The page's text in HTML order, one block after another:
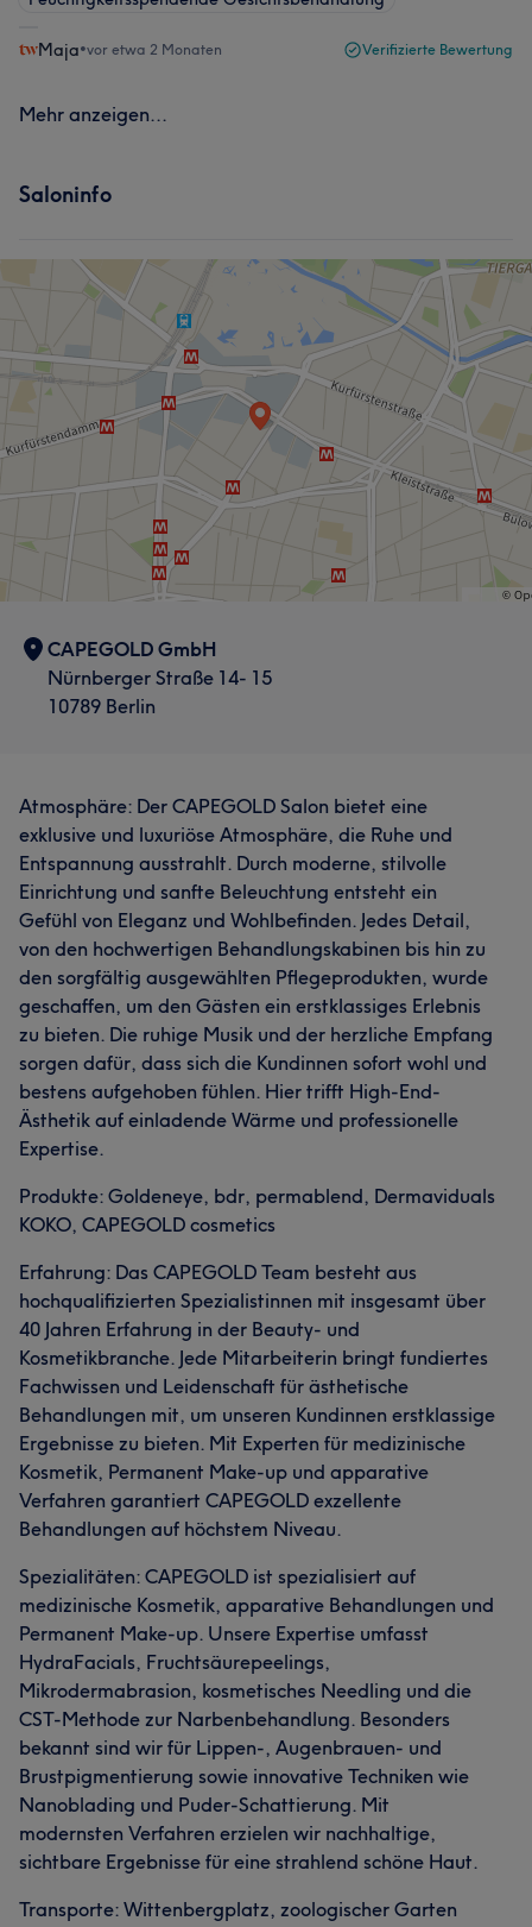
Maja•vor etwa 2 Monaten Verifizierte Bewertung
Mehr anzeigen...
Saloninfo
CAPEGOLD GmbH
Nürnberger Straße 14- 15
10789 Berlin
Atmosphäre: Der CAPEGOLD Salon bietet eine
exklusive und luxuriöse Atmosphäre, die Ruhe und
Entspannung ausstrahlt. Durch moderne, stilvolle
Einrichtung und sanfte Beleuchtung entsteht ein
Gefühl von Eleganz und Wohlbefinden. Jedes Detail,
von den hochwertigen Behandlungskabinen bis hin zu
den sorgfältig ausgewählten Pflegeprodukten, wurde
geschaffen, um den Gästen ein erstklassiges Erlebnis
zu bieten. Die ruhige Musik und der herzliche Empfang
sorgen dafür, dass sich die Kundinnen sofort wohl und
bestens aufgehoben fühlen. Hier trifft High-End-
Ästhetik auf einladende Wärme und professionelle
Expertise.
Produkte: Goldeneye, bdr, permablend, Dermaviduals
KOKO, CAPEGOLD cosmetics
Erfahrung: Das CAPEGOLD Team besteht aus
hochqualifizierten Spezialistinnen mit insgesamt über
40 Jahren Erfahrung in der Beauty- und
Kosmetikbranche. Jede Mitarbeiterin bringt fundiertes
Fachwissen und Leidenschaft für ästhetische
Behandlungen mit, um unseren Kundinnen erstklassige
Ergebnisse zu bieten. Mit Experten für medizinische
Kosmetik, Permanent Make-up und apparative
Verfahren garantiert CAPEGOLD exzellente
Behandlungen auf höchstem Niveau.
Spezialitäten: CAPEGOLD ist spezialisiert auf
medizinische Kosmetik, apparative Behandlungen und
Permanent Make-up. Unsere Expertise umfasst
HydraFacials, Fruchtsäurepeelings,
Mikrodermabrasion, kosmetisches Needling und die
CST-Methode zur Narbenbehandlung. Besonders
bekannt sind wir für Lippen-, Augenbrauen- und
Brustpigmentierung sowie innovative Techniken wie
Nanoblading und Puder-Schattierung. Mit
modernsten Verfahren erzielen wir nachhaltige,
sichtbare Ergebnisse für eine strahlend schöne Haut.
Transporte: Wittenbergplatz, zoologischer Garten